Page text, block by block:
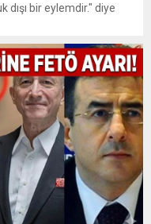
dışı bir eylemdir." diye